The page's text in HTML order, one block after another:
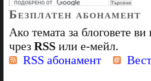
Безплатен абонамент
Ако темата за блоговете
чрез RSS или е-мейл.
RSS абонамент